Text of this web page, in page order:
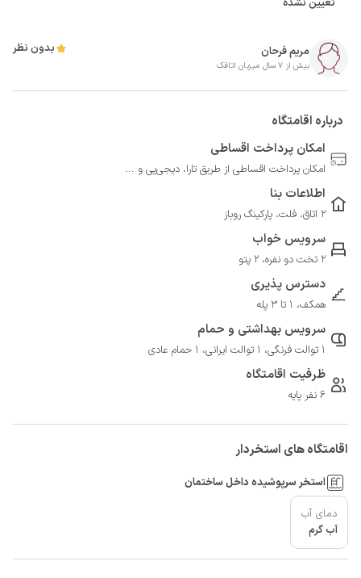
تعیین نشده
مریم فرحان
بیش از 7 سال میزبان اتاقک
بدون نظر
درباره اقامتگاه
امکان پرداخت اقساطی
امکان پرداخت اقساطی از طریق تارا، دیجی‌پی و ...
اطلاعات بنا
2 اتاق، فلت، پارکینگ روباز
سرویس خواب
2 تخت دو نفره، 2 پتو
دسترس پذیری
همکف، 1 تا 3 پله
سرویس بهداشتی و حمام
1 توالت فرنگی، 1 توالت ایرانی، 1 حمام عادی
ظرفیت اقامتگاه
6 نفر پایه
اقامتگاه های استخردار
استخر سرپوشیده داخل ساختمان
دمای آب
آب گرم